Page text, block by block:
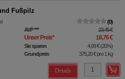
Fußpilz
0
AVP*** 23,45 €
Unser Preis* 18,76 €
Sie sparen 4,69 €(20%)
Grundpreis
375,20 €pro 1 kg
Details